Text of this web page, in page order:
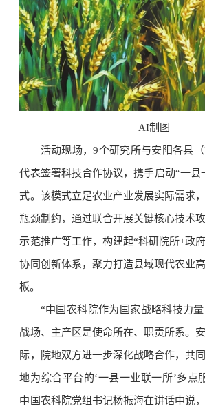
AI制图
活动现场，9个研究所与安阳各县
代表签署科技合作协议，携手启动“一县
式。该模式立足农业产业发展实际需求
瓶颈制约，通过联合开展关键核心技术
示范推广等工作，构建起“科研院所+政
协同创新体系，聚力打造县域现代农业
板。
“中国农科院作为国家战略科技力
战场、主产区是使命所在、职责所系。
际，院地双方进一步深化战略合作，共
地为综合平台的‘一县一业联一所’多点
中国农科院党组书记杨振海在讲话中说